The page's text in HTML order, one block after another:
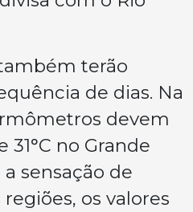
terão
de dias. Na
devem
31°C no Grande
sensação de
os valores